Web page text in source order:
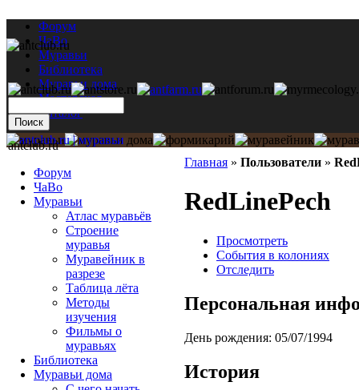
Форум
ЧаВо
Муравьи
Библиотека
Муравьи дома
Мастерская
Каталог
Главная » Пользователи »
RedLinePech
Просмотреть
События в колониях
Отследить
Персональная
День рождения: 05/07/1994
История
antclub.ru
Форум
ЧаВо
Муравьи
Атлас муравьёв
Строение
муравья
Муравейник в
разрезе
Таблица лёта
Методы
изучения
Фильмы о
муравьях
Библиотека
Муравьи дома